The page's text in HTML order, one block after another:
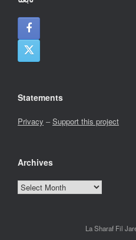
Statements
Privacy –Support this project
Archives
Archives
La Sharaf Fil